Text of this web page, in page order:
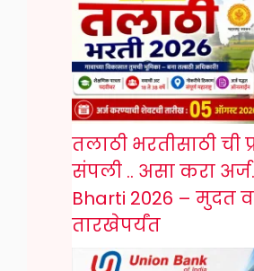
तलाठी भरतीसाठी ची
संपली .. असा करा
Bharti 2026 – मुदत
तारखेपर्यंत